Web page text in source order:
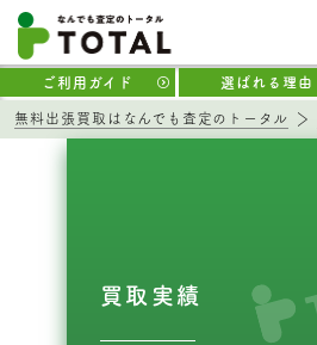
ご利用ガイド 選ばれる理由
無料出張買取はなんでも査定のトータル
買取実績